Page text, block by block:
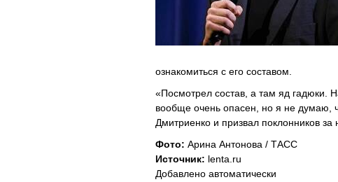
ознакомиться с его составом.
«Посмотрел состав, а там яд гадюки.
вообще очень опасен, но я не думаю,
Дмитриенко и призвал поклонников за
Фото: Арина Антонова / ТАСС
Источник: lenta.ru
Добавлено автоматически